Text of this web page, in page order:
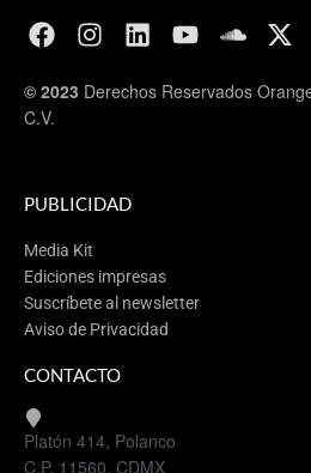
© 2023 Derechos Reservados
C.V.
PUBLICIDAD
Media Kit
Ediciones impresas
Suscríbete al newsletter
Aviso de Privacidad
CONTACTO
Platón 414, Polanco
C.P. 11560, CDMX